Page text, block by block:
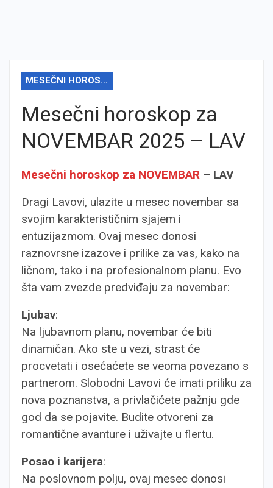
MESEČNI HOROSKOP
Mesečni horoskop za
NOVEMBAR 2025 – LAV
Mesečni horoskop za NOVEMBAR – LAV
Dragi Lavovi, ulazite u mesec novembar sa
svojim karakterističnim sjajem i
entuzijazmom. Ovaj mesec donosi
raznovrsne izazove i prilike za vas, kako na
ličnom, tako i na profesionalnom planu. Evo
šta vam zvezde predviđaju za novembar:
Ljubav:
Na ljubavnom planu, novembar će biti
dinamičan. Ako ste u vezi, strast će
procvetati i osećaćete se veoma povezano s
partnerom. Slobodni Lavovi će imati priliku za
nova poznanstva, a privlačićete pažnju gde
god da se pojavite. Budite otvoreni za
romantične avanture i uživajte u flertu.
Posao i karijera:
Na poslovnom polju, ovaj mesec donosi